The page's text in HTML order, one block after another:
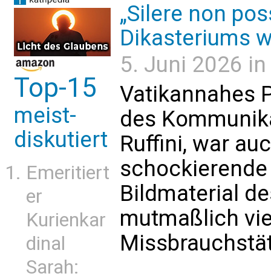
Top-15
meist-
diskutiert
Emeritiert
er
Kurienkar
dinal
Sarah:
„Silere non
Dikasteriums
5. Juni 2026
Vatikannahes
des
Ruffini, war
Bildmaterial
mutmaßlich